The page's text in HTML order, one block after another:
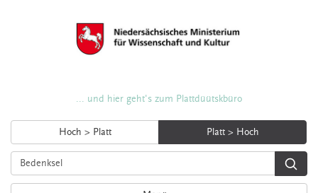
... und hier geht's zum Plattdüütskbüro
Hoch > Platt Platt > Hoch